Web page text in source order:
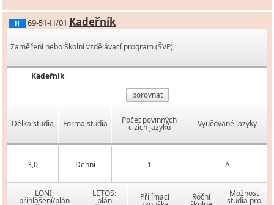
H 69-51-H/01 Kadeřník
Zaměření nebo Školní vzdělávací program (ŠVP)
Kadeřník
porovnat
Délka studia Forma studia Počet povinných
cizích jazyků Vyučované jazyky
3,0 Denní 1 A
LONI:
přihlášení/plán
LETOS:
plán Přijímací Roční Možnost
studia pro